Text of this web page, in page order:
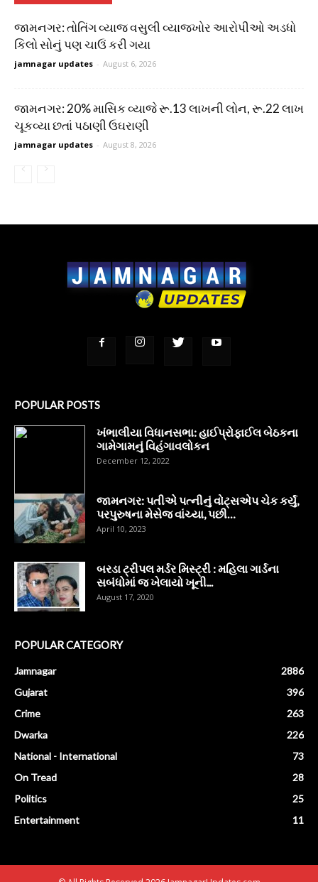
જામનગર: તોતિંગ વ્યાજ વસુલી વ્યાજખોર આરોપીઓ અડધો
કિલો સોનું પણ ચાઉં કરી ગયા
jamnagar updates - August 6, 2026
જામનગર: 20% માસિક વ્યાજે રૂ.13 લાખની લોન, રૂ.22 લાખ
ચૂકવ્યા છતાં પઠાણી ઉઘરાણી
jamnagar updates - August 8, 2026
POPULAR POSTS
ખંભાલીયા વિધાનસભા: હાઈપ્રોફાઈલ બેઠકના
ગામેગામનું વિહંગાવલોકન
December 12, 2022
જામનગર: પતીએ પત્નીનું વોટ્સએપ ચેક કર્યું,
પરપુરુષના મેસેજ વાંચ્યા, પછી…
April 10, 2023
બરડા ટ્રીપલ મર્ડર મિસ્ટ્રી : મહિલા ગાર્ડના
સબંધોમાં જ ખેલાયો ખૂની...
August 17, 2020
POPULAR CATEGORY
Jamnagar
2886
Gujarat
396
Crime
263
Dwarka
226
National - International
73
On Tread
28
Politics
25
Entertainment
11